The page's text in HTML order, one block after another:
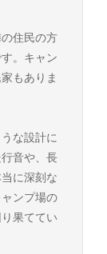
住民の方
。キャン
もありま
な設計に
音や、長
に深刻な
ンプ場の
果ててい